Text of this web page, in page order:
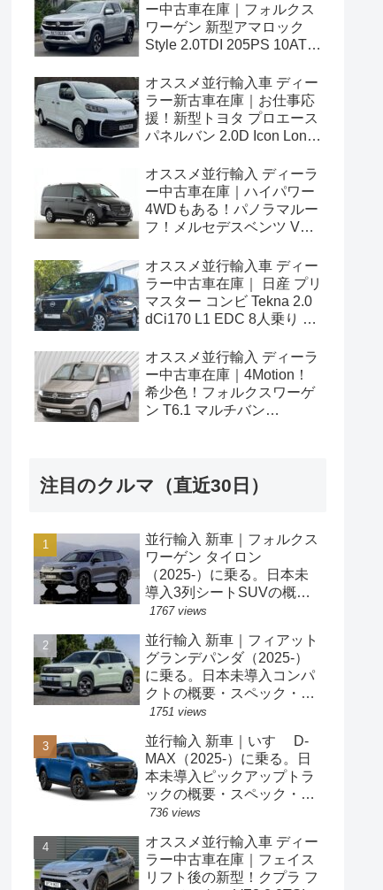
ー中古車在庫｜フォルクス
ワーゲン 新型アマロック
Style 2.0TDI 205PS 10AT
オススメ並行輸入車 ディー
ラー新古車在庫｜お仕事応
援！新型トヨタ プロエース
パネルバン 2.0D Icon Long
オススメ並行輸入 ディーラ
ー中古車在庫｜ハイパワー
4WDもある！パノラマルー
フ！メルセデスベンツ Vク
ロング 4Matic 9G-Tronic 左
ハンドル
オススメ並行輸入車 ディー
ラー中古車在庫｜ 日産 プリ
マスター コンビ Tekna 2.0
dCi170 L1 EDC 8人乗り 左
オススメ並行輸入 ディーラ
ー中古車在庫｜4Motion！
希少色！フォルクスワーゲ
ン T6.1 マルチバン
注目のクルマ（直近30日）
並行輸入 新車｜フォルクス
ワーゲン タイロン
（2025-）に乗る。日本未
導入3列シートSUVの概
要・スペック・価格の情
1767 views
並行輸入 新車｜フィアット
グランデパンダ（2025-）
に乗る。日本未導入コンパ
クトの概要・スペック・価
格の情報。
1751 views
並行輸入 新車｜いすゞ D-
MAX（2025-）に乗る。日
本未導入ピックアップトラ
ックの概要・スペック・価
格の情報。
736 views
オススメ並行輸入車 ディー
ラー中古車在庫｜フェイス
リフト後の新型！クプラ フ